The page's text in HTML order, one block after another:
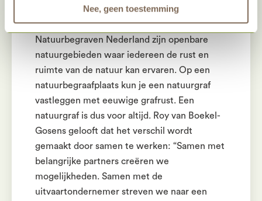
Nee, geen toestemming
De natuurbegraafplaatsen van
Natuurbegraven Nederland zijn openbare
natuurgebieden waar iedereen de rust en
ruimte van de natuur kan ervaren. Op een
natuurbegraafplaats kun je een natuurgraf
vastleggen met eeuwige grafrust. Een
natuurgraf is dus voor altijd. Roy van Boekel-
Gosens gelooft dat het verschil wordt
gemaakt door samen te werken: “Samen met
belangrijke partners creëren we
mogelijkheden. Samen met de
uitvaartondernemer streven we naar een